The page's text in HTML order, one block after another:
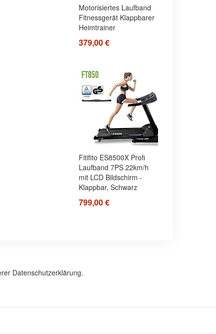
Motorisiertes Laufband
Fitnessgerät Klappbarer
Heimtrainer
379,00 €
Fitifito ES8500X Profi
Laufband 7PS 22km/h
mit LCD Bildschirm -
Klappbar, Schwarz
799,00 €
Datenschutzerklärung.